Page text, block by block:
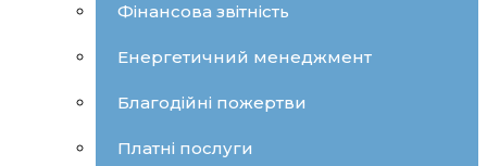
Фінансова звітність
Енергетичний менеджмент
Благодійні пожертви
Платні послуги